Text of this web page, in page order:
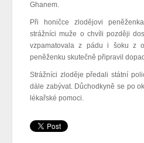
Ghanem.
Při honičce zlodějovi
strážníci muže o chvíli později
vzpamatovala z pádu i šoku z
peněženku skutečně připravil
Strážníci zloděje předali státní
dále zabývat. Důchodkyně se po
lékařské pomoci.